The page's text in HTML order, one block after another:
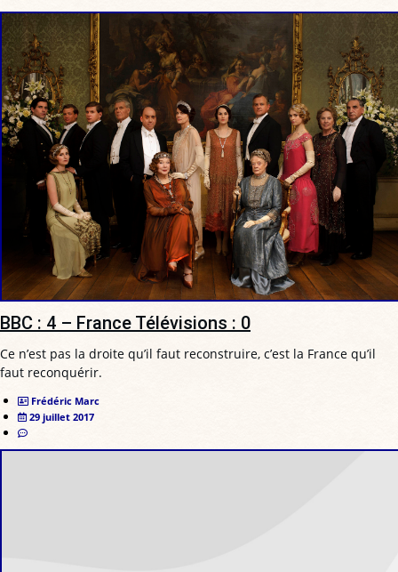
BBC : 4 – France Télévisions : 0
Ce n’est pas la droite qu’il faut reconstruire, c’est la France qu’il
faut reconquérir.
Frédéric Marc
29 juillet 2017